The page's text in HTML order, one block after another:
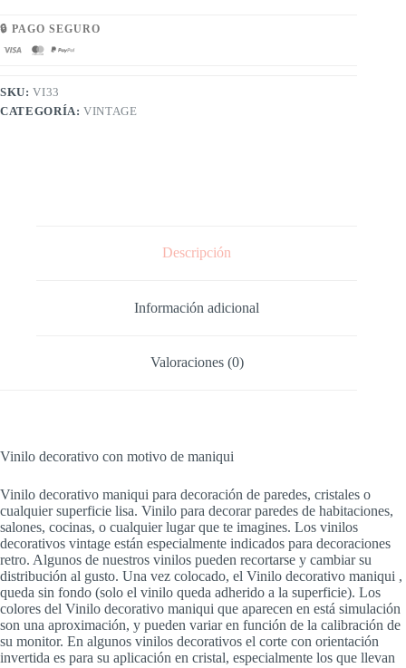
🔒 PAGO SEGURO
SKU:VI33
CATEGORÍA:VINTAGE
Descripción
Información adicional
Valoraciones (0)
Vinilo decorativo con motivo de maniqui
Vinilo decorativo maniqui para decoración de paredes, cristales o
cualquier superficie lisa. Vinilo para decorar paredes de habitaciones,
salones, cocinas, o cualquier lugar que te imagines. Los vinilos
decorativos vintage están especialmente indicados para decoraciones
retro. Algunos de nuestros vinilos pueden recortarse y cambiar su
distribución al gusto. Una vez colocado, el Vinilo decorativo maniqui ,
queda sin fondo (solo el vinilo queda adherido a la superficie). Los
colores del Vinilo decorativo maniqui que aparecen en está simulación
son una aproximación, y pueden variar en función de la calibración de
su monitor. En algunos vinilos decorativos el corte con orientación
invertida es para su aplicación en cristal, especialmente los que llevan